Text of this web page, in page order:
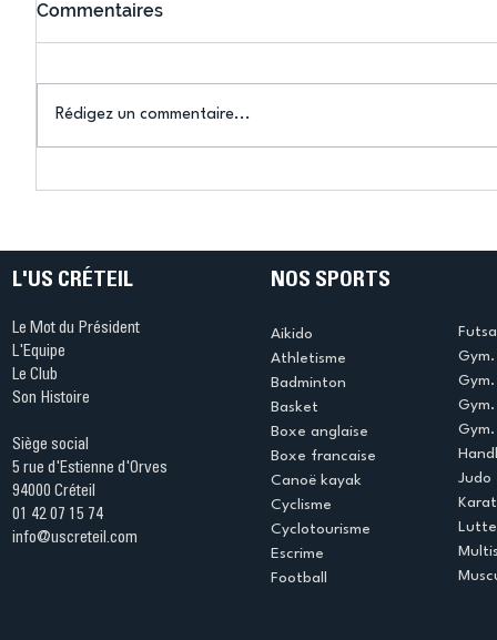
Commentaires
Rédigez un commentaire...
L'US CRÉTEIL
Le Mot du Président
L'Equipe
Le Club
Son Histoire
Siège social
5 rue d'Estienne d'Orves
94000 Créteil
01 42 07 15 74
info@uscreteil.com
NOS SPORTS
Aikido
Athletisme
Badminton
Basket
Boxe anglaise
Boxe francaise
Canoë kayak
Cyclisme
Cyclotourisme
Escrime
Football
Judo
Lutte